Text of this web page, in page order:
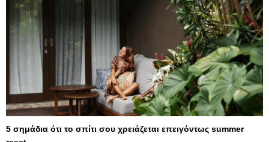
5 σημάδια ότι το σπίτι σου χρειάζεται επειγόντως summer